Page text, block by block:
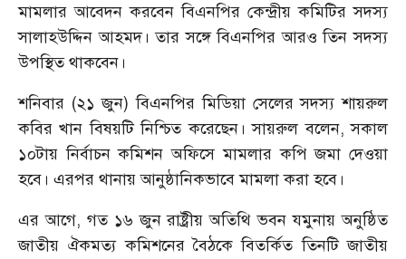
মামলার আবেদন করবেন বিএনপির কেন্দ্রীয় কমিটির সদস্য
সালাহউদ্দিন আহমদ। তার সঙ্গে বিএনপির আরও তিন সদস্য
উপস্থিত থাকবেন।
শনিবার (২১ জুন) বিএনপির মিডিয়া সেলের সদস্য শায়রুল
কবির খান বিষয়টি নিশ্চিত করেছেন। সায়রুল বলেন, সকাল
১০টায় নির্বাচন কমিশন অফিসে মামলার কপি জমা দেওয়া
হবে। এরপর থানায় আনুষ্ঠানিকভাবে মামলা করা হবে।
এর আগে, গত ১৬ জুন রাষ্ট্রীয় অতিথি ভবন যমুনায় অনুষ্ঠিত
জাতীয় ঐকমত্য কমিশনের বৈঠকে বিতর্কিত তিনটি জাতীয়